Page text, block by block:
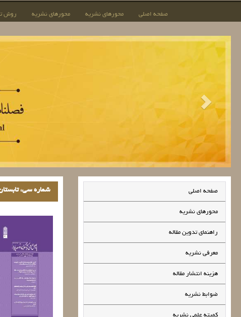
صفحه اصلی محورهای نشریه محورهای نشریه روش
صفحه اصلی
محورهای نشریه
راهنمای تدوین مقاله
معرفی نشریه
هزینه انتشار مقاله
ضوابط نشریه
کمیته علمی نشریه
شماره سی، تابستان